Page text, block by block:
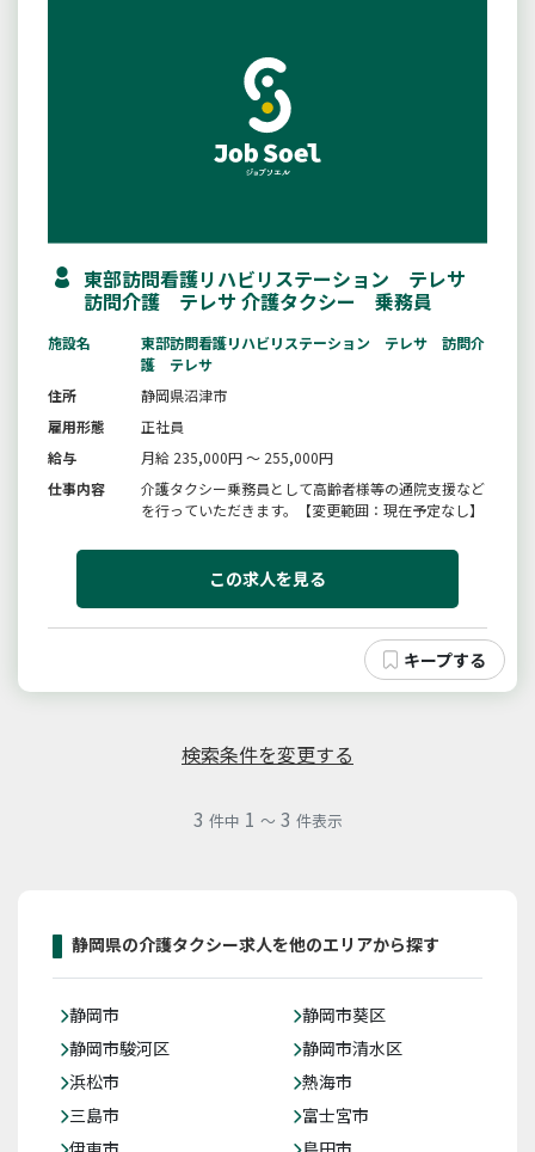
東部訪問看護リハビリステーション テレサ
訪問介護 テレサ 介護タクシー 乗務員
施設名
東部訪問看護リハビリステーション テレサ 訪問介
護 テレサ
住所
静岡県沼津市
雇用形態
正社員
給与
月給 235,000円 ～ 255,000円
仕事内容
介護タクシー乗務員として高齢者様等の通院支援など
を行っていただきます。【変更範囲：現在予定なし】
この求人を見る
検索条件を変更する
3 件中 1 ～ 3 件表示
静岡県の介護タクシー求人を他のエリアから探す
静岡市
静岡市葵区
静岡市駿河区
静岡市清水区
浜松市
熱海市
三島市
富士宮市